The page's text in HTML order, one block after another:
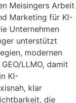
Meisingers Arbeit
Marketing für KI-
Unternehmen
unterstützt
modernen
LLMO, damit
KI-
klar
die